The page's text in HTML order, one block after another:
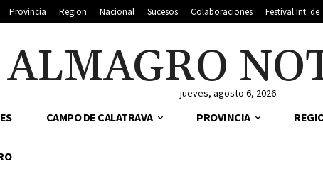
Provincia Region Nacional Sucesos Colaboraciones Festival Int.
ALMAGROjueves, agosto 6, 2026
CAMPO DE CALATRAVA PROVINCIA